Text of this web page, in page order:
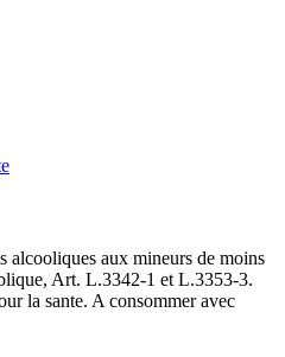
alcooliques aux mineurs de moins
Art. L.3342-1 et L.3353-3.
la sante. A consommer avec